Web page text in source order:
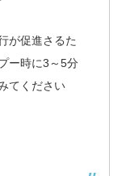
が促進さるた
ー時に3～5分
てください